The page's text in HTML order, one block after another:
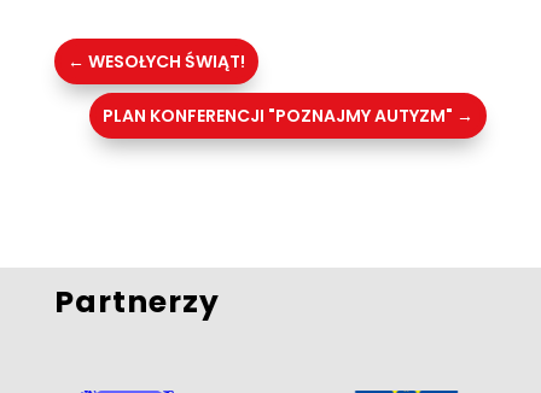
← WESOŁYCH ŚWIĄT!
PLAN KONFERENCJI "POZNAJMY AUTYZM" →
Partnerzy